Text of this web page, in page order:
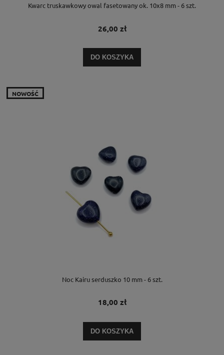
Kwarc truskawkowy owal fasetowany ok. 10x8 mm - 6 szt.
26,00 zł
DO KOSZYKA
Noc Kairu serduszko 10 mm - 6 szt.
18,00 zł
DO KOSZYKA
NOWOŚĆ